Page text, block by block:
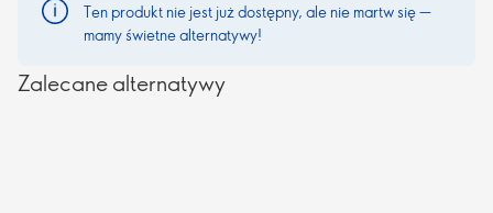
Ten produkt nie jest już dostępny, ale nie martw się —
mamy świetne alternatywy!
Zalecane alternatywy